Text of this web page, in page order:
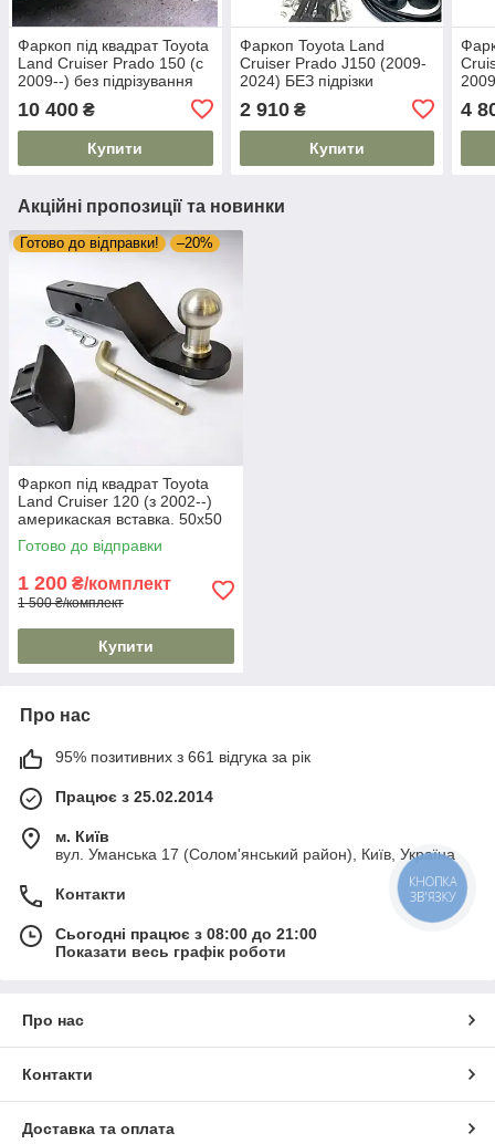
Фаркоп під квадрат Toyota
Land Cruiser Prado 150 (c
2009--) без підрізування
10 400 ₴
Купити
Фаркоп Toyota Land
Cruiser Prado J150 (2009-
2024) БЕЗ підрізки
2 910₴
Купити
4
Акційні пропозиції та новинки
Готово до відправки! –20%
Фаркоп під квадрат Toyota
Land Cruiser 120 (з 2002--)
америкаская вставка. 50х50
мм
Готово до відправки
1 200 ₴/комплект
1 500 ₴/комплект
Купити
Про нас
95% позитивних з 661 відгука за рік
Працює з 25.02.2014
м. Київ
вул. Уманська 17 (Солом'янський район), Київ, Україна
Контакти
Сьогодні працює з 08:00 до 21:00
Показати весь графік роботи
Про нас
Контакти
Доставка та оплата
КНОПКА
ЗВ'ЯЗКУ